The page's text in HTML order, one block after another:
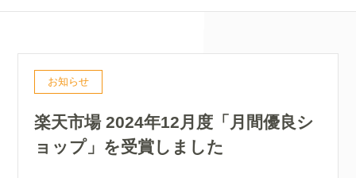
お知らせ
楽天市場 2024年12月度「月間優良シ
ョップ」を受賞しました